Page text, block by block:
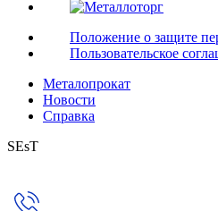
Положение о защите
Пользовательское
Металопрокат
Новости
Справка
SEsT